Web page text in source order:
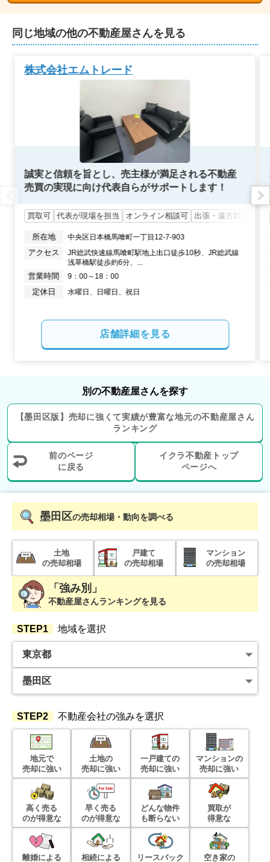
同じ地域の他の不動産屋さんを見る
株式会社エムトレード
誠実と信頼を旨とし、売主様が満足される不動産
売買の実現に向け代表自らがサポートします！
買取可 代表が現場を担当 オンライン相談可 出張・遠方対応可
所在地 中央区日本橋馬喰町一丁目12-7-903
アクセス
JR総武快速線馬喰町駅地上出口徒歩10秒、JR総武線
浅草橋駅徒歩約6分、...
営業時間 9：00～18：00
定休日 水曜日、日曜日、祝日
店舗詳細を見る
別の不動産屋さんを探す
【墨田区版】 売却に強くて実績が豊富な地元の不動産屋さん
ランキング
前のページ
に戻る
イクラ不動産トップ
ページへ
墨田区の売却相場・動向を調べる
土地
の売却相場
戸建て
の売却相場
マンション
の売却相場
「強み別」
不動産屋さんランキングを見る
STEP1 地域を選択
STEP2 不動産会社の強みを選択
地元で
売却に強い
土地の
売却に強い
一戸建ての
売却に強い
マンションの
売却に強い
高く売る
のが得意な
早く売る
のが得意な
どんな物件
も断らない
買取が
得意な
離婚による 相続による リースバック 空き家の